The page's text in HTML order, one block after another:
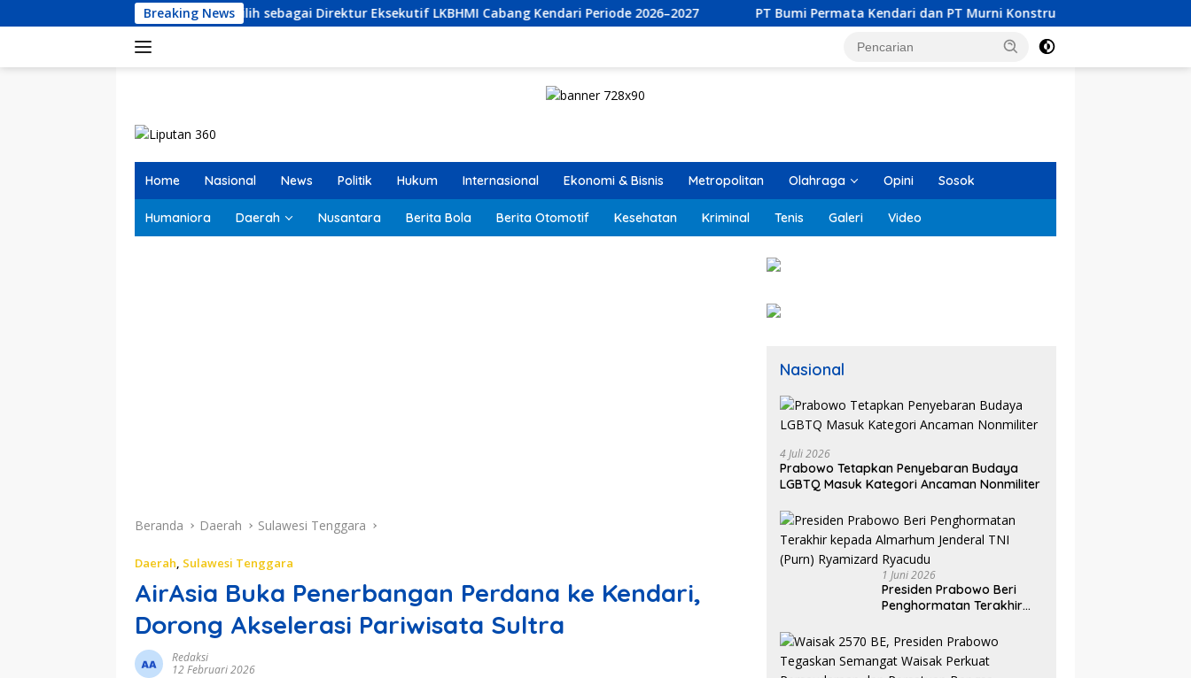
ke
Breaking News
Resmi Terpilih sebagai Direktur Eksekutif LKBHMI Cabang Kendari Periode 2026–2027 PT Bumi Permata Kendari dan PT Murni Konstruksi Indonesia Dilaporkan MPM UHO
Home Nasional News Politik Hukum Internasional Ekonomi & Bisnis Metropolitan Olahraga Opini Sosok
Humaniora Daerah Nusantara Berita Bola Berita Otomotif Kesehatan Kriminal Tenis Galeri Video
Beranda Daerah Sulawesi Tenggara
Daerah Sulawesi Tenggara
AirAsia Buka Penerbangan Perdana ke Kendari,
Dorong Akselerasi Pariwisata Sultra
Redaksi
12 Februari 2026
Nasional
4 Juli 2026
Prabowo Tetapkan Penyebaran Budaya
LGBTQ Masuk Kategori Ancaman Nonmiliter
1 Juni 2026
Presiden Prabowo Beri
Penghormatan Terakhir
Jenderal TNI (Purn)
Ryamizard Ryacudu